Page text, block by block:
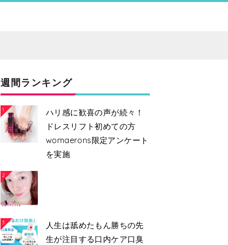
週間ランキング
1
ハリ感に歓喜の声が続々！
ドレスリフト初めての方
womaerons限定アンケート
を実施
2
3
人生は舐めたもん勝ちの先
生が注目する口内ケア口臭